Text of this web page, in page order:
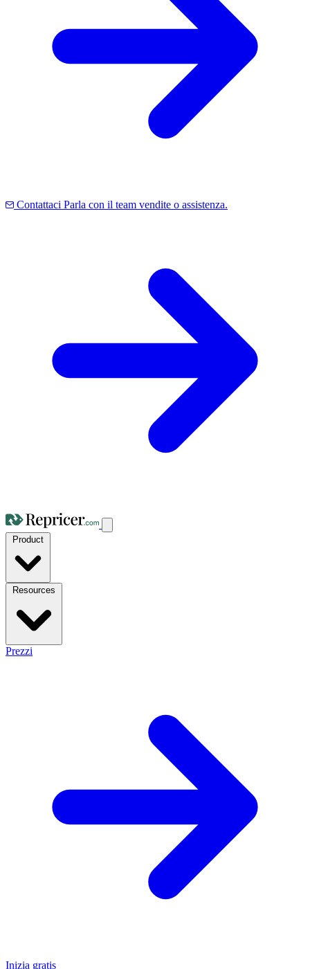
Contattaci Parla con il team vendite o assistenza.
Prezzi
Inizia gratis